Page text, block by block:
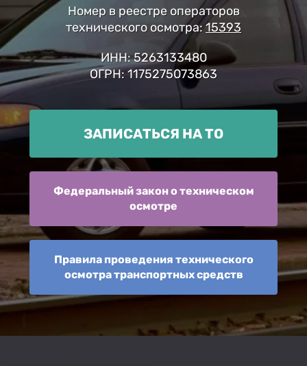
Номер в реестре операторов
технического осмотра: 15393
ИНН: 5263133480
ОГРН: 1175275073863
ЗАПИСАТЬСЯ НА ТО
Федеральный закон о техническом
осмотре
Правила проведения технического
осмотра транспортных средств